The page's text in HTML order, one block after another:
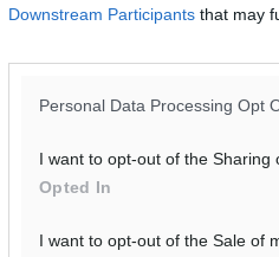
Downstream Participants that may
Personal Data Processing Opt
I want to opt-out of the Sharing
Opted In
I want to opt-out of the Sale of